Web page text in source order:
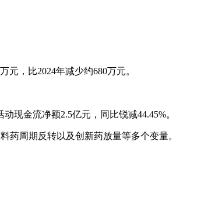
，比2024年减少约680万元。
现金流净额2.5亿元，同比锐减44.45%。
药周期反转以及创新药放量等多个变量。